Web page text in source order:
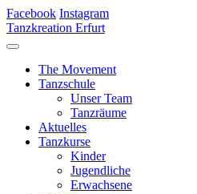
Facebook Instagram
Tanzkreation Erfurt
The Movement
Tanzschule
Unser Team
Tanzräume
Aktuelles
Tanzkurse
Kinder
Jugendliche
Erwachsene